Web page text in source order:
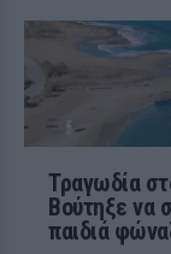
Τραγωδία
Βούτηξε να
παιδιά